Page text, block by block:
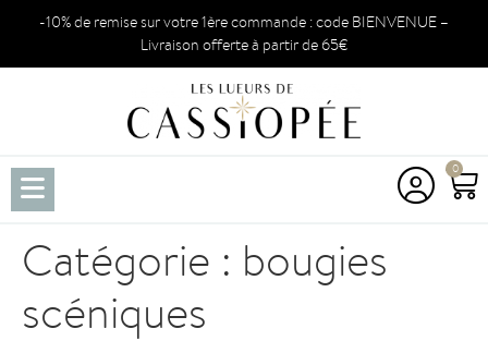
-10% de remise sur votre 1ère commande : code BIENVENUE –
Livraison offerte à partir de 65€
0
Catégorie : bougies
scéniques